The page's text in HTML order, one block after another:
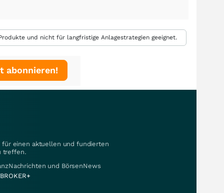
und nicht für langfristige Anlagestrategien geeignet.
abonnieren!
für einen aktuellen und fundierten
treffen.
und BörsenNews